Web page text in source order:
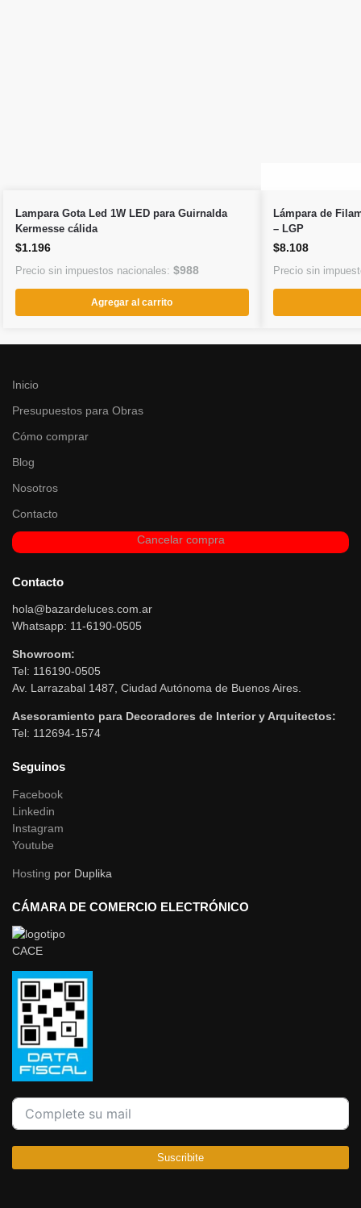
Lampara Gota Led 1W LED para Guirnalda
Kermesse cálida
$1.196
Precio sin impuestos nacionales: $988
Agregar al carrito
Lámpara de
– LGP
$8.108
Precio sin
Inicio
Presupuestos para Obras
Cómo comprar
Blog
Nosotros
Contacto
Cancelar compra
Contacto
hola@bazardeluces.com.ar
Whatsapp: 11-6190-0505
Showroom:
Tel: 116190-0505
Av. Larrazabal 1487, Ciudad Autónoma de Buenos Aires.
Asesoramiento para Decoradores de Interior y Arquitectos:
Tel: 112694-1574
Seguinos
Facebook
Linkedin
Instagram
Youtube
Hosting por Duplika
CÁMARA DE COMERCIO ELECTRÓNICO
Suscribite